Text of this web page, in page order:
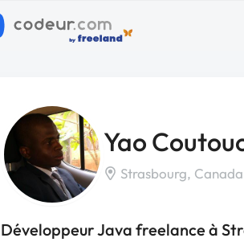
Yao
Strasbourg, Canada
Développeur Java freelance à